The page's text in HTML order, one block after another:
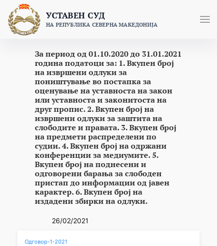
content
УСТАВЕН СУД
НА РЕПУБЛИКА СЕВЕРНА МАКЕДОНИЈА
За период од 01.10.2020 до 31.01.2021
година податоци за: 1. Вкупен број
на извршени одлуки за
поништување во постапка за
оценување на уставноста на закон
или уставноста и законитоста на
друг пропис. 2. Вкупен број на
извршени одлуки за заштита на
слободите и правата. 3. Вкупен број
на предмети распределени по
судии. 4. Вкупен број на одржани
конференции за медиумите. 5.
Вкупен број на поднесени и
одговорени барања за слободен
пристап до информации од јавен
карактер. 6. Вкупен број на
издадени збирки на одлуки.
26/02/2021
Одговор-1-2021